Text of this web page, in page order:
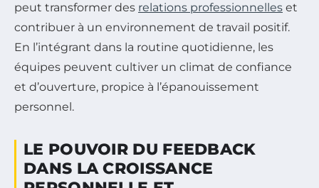
peut transformer des relations professionnelles et
contribuer à un environnement de travail positif.
En l’intégrant dans la routine quotidienne, les
équipes peuvent cultiver un climat de confiance
et d’ouverture, propice à l’épanouissement
personnel.
LE POUVOIR DU FEEDBACK
DANS LA CROISSANCE